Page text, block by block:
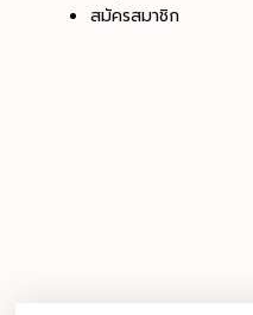
สมัครสมาชิก